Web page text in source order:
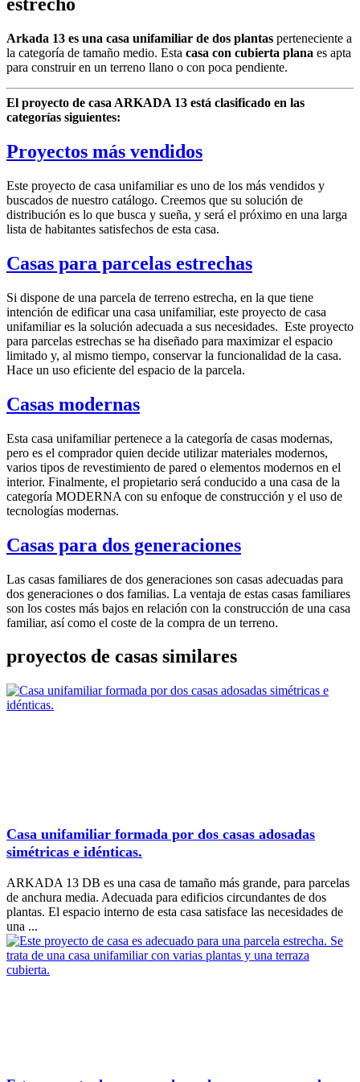
estrecho
Arkada 13 es una casa unifamiliar de dos plantas perteneciente a
la categoría de tamaño medio. Esta casa con cubierta plana es apta
para construir en un terreno llano o con poca pendiente.
El proyecto de casa ARKADA 13 está clasificado en las
categorías siguientes:
Proyectos más vendidos
Este proyecto de casa unifamiliar es uno de los más vendidos y
buscados de nuestro catálogo. Creemos que su solución de
distribución es lo que busca y sueña, y será el próximo en una larga
lista de habitantes satisfechos de esta casa.
Casas para parcelas estrechas
Si dispone de una parcela de terreno estrecha, en la que tiene
intención de edificar una casa unifamiliar, este proyecto de casa
unifamiliar es la solución adecuada a sus necesidades. Este proyecto
para parcelas estrechas se ha diseñado para maximizar el espacio
limitado y, al mismo tiempo, conservar la funcionalidad de la casa.
Hace un uso eficiente del espacio de la parcela.
Casas modernas
Esta casa unifamiliar pertenece a la categoría de casas modernas,
pero es el comprador quien decide utilizar materiales modernos,
varios tipos de revestimiento de pared o elementos modernos en el
interior. Finalmente, el propietario será conducido a una casa de la
categoría MODERNA con su enfoque de construcción y el uso de
tecnologías modernas.
Casas para dos generaciones
Las casas familiares de dos generaciones son casas adecuadas para
dos generaciones o dos familias. La ventaja de estas casas familiares
son los costes más bajos en relación con la construcción de una casa
familiar, así como el coste de la compra de un terreno.
proyectos de casas similares
Casa unifamiliar formada por dos casas adosadas
simétricas e idénticas.
ARKADA 13 DB es una casa de tamaño más grande, para parcelas
de anchura media. Adecuada para edificios circundantes de dos
plantas. El espacio interno de esta casa satisface las necesidades de
una ...